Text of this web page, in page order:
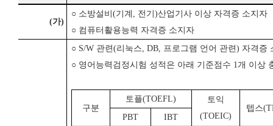
(가)
○ 소방설비 (기계 , 전기 )산업기사 이상 자격증 소지자
○ 컴퓨터활용능력 자격증 소지자
○ S/W 관련(리눅스, DB, 프로그램 언어 관련) 자격증
○ 영어능력검정시험 성적은 아래 기준점수 1개 이상
구분
토플(TOEFL)
토익
(TOEIC)
텝스
PBT
IBT